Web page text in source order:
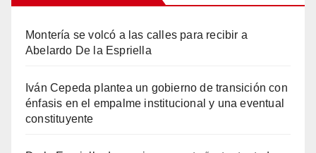
Montería se volcó a las calles para recibir a
Abelardo De la Espriella
Iván Cepeda plantea un gobierno de transición con
énfasis en el empalme institucional y una eventual
constituyente